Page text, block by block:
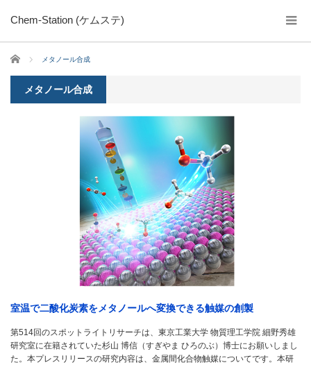
Chem-Station (ケムステ)
ホーム メタノール合成
メタノール合成
室温で二酸化炭素をメタノールへ変換できる触媒の創製
第514回のスポットライトリサーチは、東京工業大学 物質理工学院 細野秀雄
研究室に在籍されていた杉山 博信（すぎやま ひろのぶ）博士にお願いしまし
た。本プレスリリースの研究内容は、金属間化合物触媒についてです。本研